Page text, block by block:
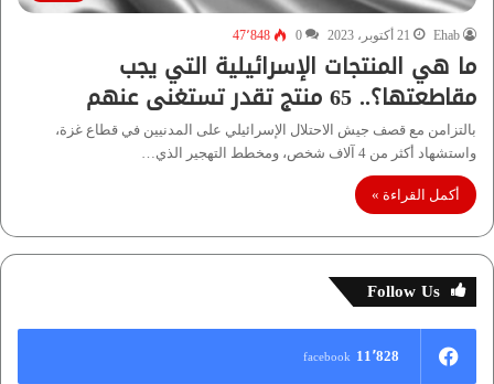
Ehab 21 أكتوبر، 2023 0 47٬848
ما هي المنتجات الإسرائيلية التي يجب
مقاطعتها؟.. 65 منتج تقدر تستغنى عنهم
بالتزامن مع قصف جيش الاحتلال الإسرائيلي على المدنيين في قطاع غزة،
واستشهاد أكثر من 4 آلاف شخص، ومخطط التهجير الذي…
أكمل القراءة »
Follow Us
11٬828 facebook